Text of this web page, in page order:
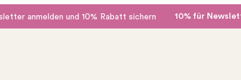
anmelden und 10% Rabatt sichern 10% für